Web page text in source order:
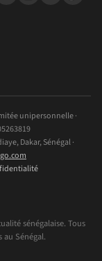
unipersonnelle ·
Dakar, Sénégal ·
sénégalaise. Tous
Sénégal.